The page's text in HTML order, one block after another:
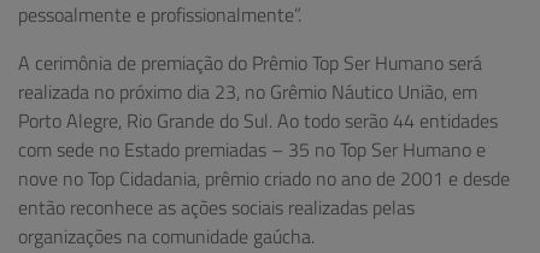
pessoalmente e profissionalmente”.
A cerimônia de premiação do Prêmio Top Ser Humano será
realizada no próximo dia 23, no Grêmio Náutico União, em
Porto Alegre, Rio Grande do Sul. Ao todo serão 44 entidades
com sede no Estado premiadas – 35 no Top Ser Humano e
nove no Top Cidadania, prêmio criado no ano de 2001 e desde
então reconhece as ações sociais realizadas pelas
organizações na comunidade gaúcha.